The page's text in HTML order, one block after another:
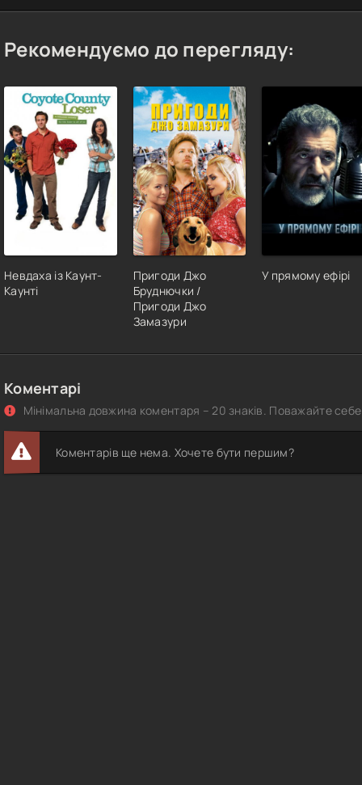
Рекомендуємо до перегляду:
Невдаха із Каунт-
Каунті
Пригоди Джо
Бруднючки /
Пригоди Джо
Замазури
У прямому ефірі
Коментарі
Мінімальна довжина коментаря – 20 знаків. Поважайте
Коментарів ще нема. Хочете бути першим?